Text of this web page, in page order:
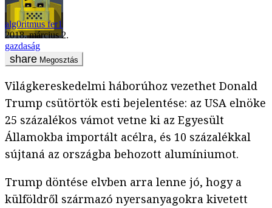
alg0ritmus fer1
2018. március 2.
gazdaság
Megosztás
Világkereskedelmi háborúhoz vezethet Donald
Trump csütörtök esti bejelentése: az USA elnöke
25 százalékos vámot vetne ki az Egyesült
Államokba importált acélra, és 10 százalékkal
sújtaná az országba behozott alumíniumot.
Trump döntése elvben arra lenne jó, hogy a
külföldről származó nyersanyagokra kivetett